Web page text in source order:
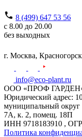
8 (499) 647 53 56
с 8.00 до 20.00
без выходных
г. Москва,
info@eco-plant.ru
ООО «ПРОФ ГАРДЕН»
Юридический адрес:
муниципальный округ
7А, к. 2, помещ. 18П
ИНН 9718183910 ,
Политика